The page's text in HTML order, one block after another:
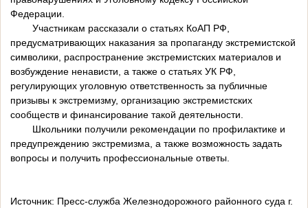
Федерации.
Участникам рассказали о статьях КоАП РФ,
предусматривающих наказания за пропаганду экстремистской
символики, распространение экстремистских материалов и
возбуждение ненависти, а также о статьях УК РФ,
регулирующих уголовную ответственность за публичные
призывы к экстремизму, организацию экстремистских
сообществ и финансирование такой деятельности.
Школьники получили рекомендации по профилактике и
предупреждению экстремизма, а также возможность задать
вопросы и получить профессиональные ответы.
Источник: Пресс-служба Железнодорожного районного суда г.